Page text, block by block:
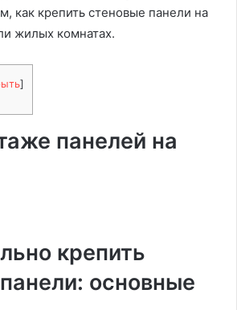
как крепить стеновые панели на
жилых комнатах.
]
панелей на
крепить
основные